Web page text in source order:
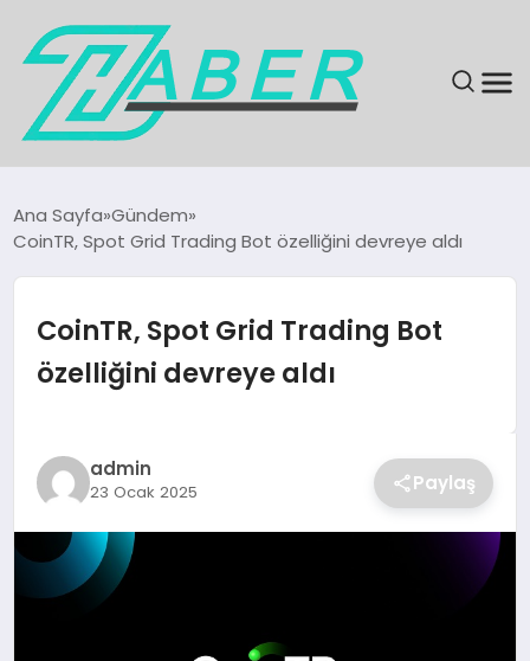
GÜNDEM
EKONOMI
MAGAZIN
KÜLTÜR & SANAT
SAĞLIK
Ana Sayfa Gündem
CoinTR, Spot Grid Trading Bot özelliğini devreye aldı
CoinTR, Spot Grid Trading Bot
özelliğini devreye aldı
admin
23 Ocak 2025 Paylaş